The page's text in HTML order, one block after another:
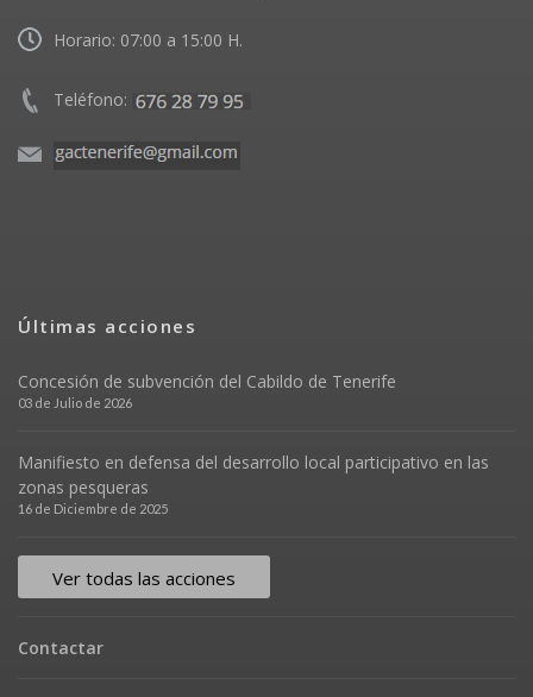
Horario: 07:00 a 15:00 H.
Teléfono:
Últimas acciones
Concesión de subvención del Cabildo de Tenerife
03 de Julio de 2026
Manifiesto en defensa del desarrollo local participativo en las
zonas pesqueras
16 de Diciembre de 2025
Ver todas las acciones
Contactar